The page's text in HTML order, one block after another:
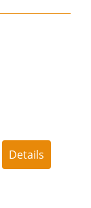
Details